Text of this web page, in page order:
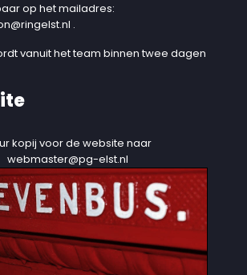
op het mailadres:
.
vanuit het team binnen twee dagen
kopij voor de website naar
webmaster@pg-elst.nl